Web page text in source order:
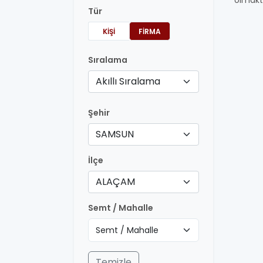
Tür
KIŞI FIRMA
Sıralama
Akıllı Sıralama
Şehir
SAMSUN
İlçe
ALAÇAM
Semt / Mahalle